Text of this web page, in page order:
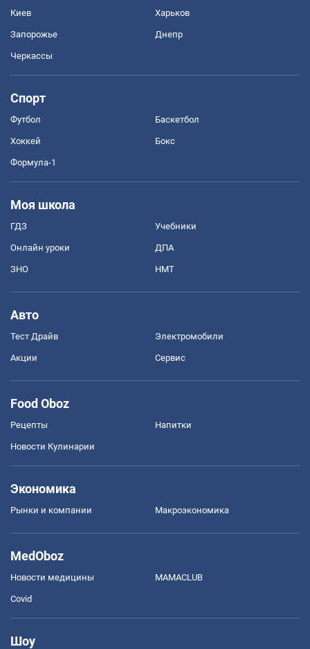
Киев Харьков
Запорожье Днепр
Черкассы
Спорт
Футбол Баскетбол
Хоккей Бокс
Формула-1
Моя школа
ГДЗ Учебники
Онлайн уроки ДПА
ЗНО НМТ
Авто
Тест Драйв Электромобили
Акции Сервис
Food Oboz
Рецепты Напитки
Новости Кулинарии
Экономика
Рынки и компании Mакроэкономика
MedOboz
Новости медицины MAMACLUB
Covid
Шоу